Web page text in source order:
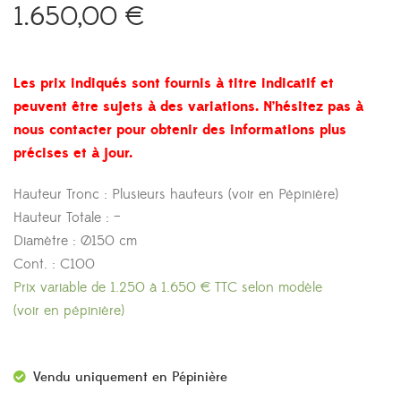
1.650,00 €
Les prix indiqués sont fournis à titre indicatif et
peuvent être sujets à des variations. N’hésitez pas à
nous contacter pour obtenir des informations plus
précises et à jour.
Hauteur Tronc : Plusieurs hauteurs (voir en Pépinière)
Hauteur Totale : –
Diamètre : Ø150 cm
Cont. : C100
Prix variable de 1.250 à 1.650 € TTC selon modèle
(voir en pépinière)
Vendu uniquement en Pépinière